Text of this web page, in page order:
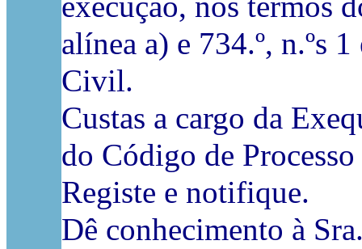
alínea a) e 734.º, n.ºs
Civil.
Custas a cargo da
do Código de
Registe e notifique.
Dê conhecimento à